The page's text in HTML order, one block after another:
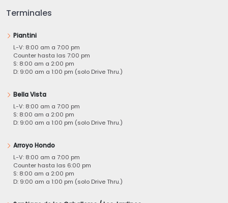
Terminales
Piantini
L-V: 8:00 am a 7:00 pm
Counter hasta las 7:00 pm
S: 8:00 am a 2:00 pm
D: 9:00 am a 1:00 pm (solo Drive Thru.)
Bella Vista
L-V: 8:00 am a 7:00 pm
S: 8:00 am a 2:00 pm
D: 9:00 am a 1:00 pm (solo Drive Thru.)
Arroyo Hondo
L-V: 8:00 am a 7:00 pm
Counter hasta las 6:00 pm
S: 8:00 am a 2:00 pm
D: 9:00 am a 1:00 pm (solo Drive Thru.)